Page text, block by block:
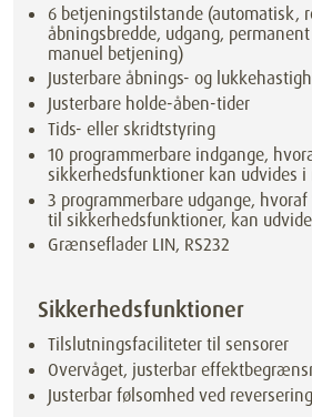
6 betjeningstilstande (automatisk,
åbningsbredde, udgang,
manuel betjening)
Justerbare åbnings- og
Justerbare holde-åben-tider
Tids- eller skridtstyring
10 programmerbare indgange,
sikkerhedsfunktioner kan udvides i
3 programmerbare udgange,
til sikkerhedsfunktioner, kan
Grænseflader LIN, RS232
Sikkerhedsfunktioner
Tilslutningsfaciliteter til sensorer
Overvåget, justerbar
Justerbar følsomhed ved reversering